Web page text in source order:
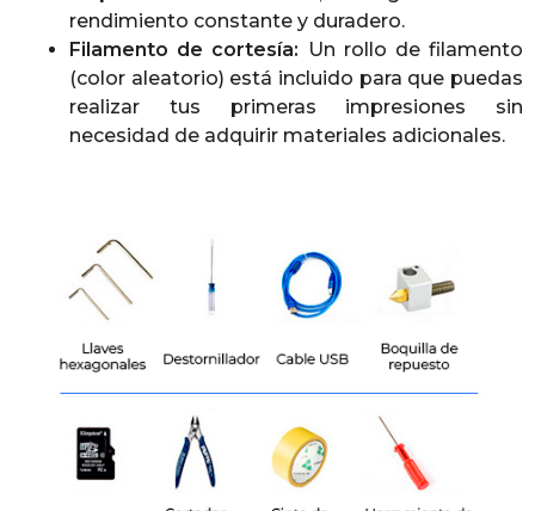
rendimiento constante y duradero.
Filamento de cortesía: Un rollo de filamento
(color aleatorio) está incluido para que puedas
realizar tus primeras impresiones sin
necesidad de adquirir materiales adicionales.